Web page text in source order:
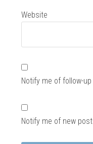
Website
Notify me of follow-
Notify me of new